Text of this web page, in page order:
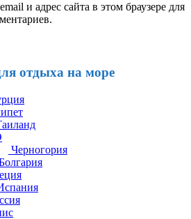
и адрес сайта в этом браузере для
отдыха на море
Черногория